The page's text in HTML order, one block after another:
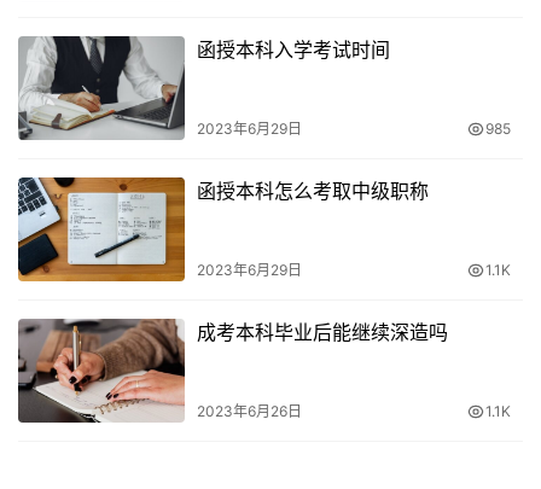
函授本科入学考试时间
2023年6月29日 985
函授本科怎么考取中级职称
2023年6月29日 1.1K
成考本科毕业后能继续深造吗
2023年6月26日 1.1K